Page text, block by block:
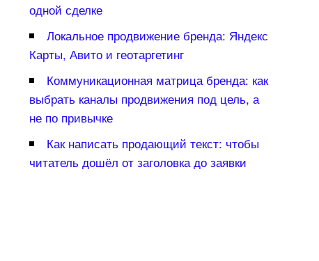
одной сделке
Локальное продвижение бренда: Яндекс
Карты, Авито и геотаргетин
Коммуникационная матрица бренда: как
ыбрать каналы продвижения под цель, а
не по привычке
Как написать продающий текст: чтобы
читатель дошёл от заголовка до заявки